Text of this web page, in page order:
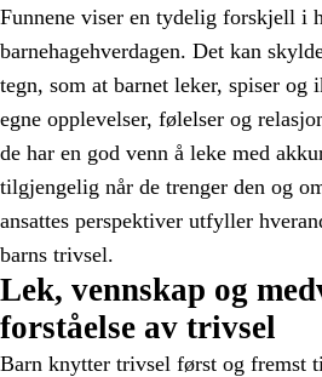
Funnene viser en tydelig forskjell i
barnehagehverdagen. Det kan
tegn, som at barnet leker, spiser
egne opplevelser, følelser og
de har en god venn å leke med
tilgjengelig når de trenger den og
ansattes perspektiver utfyller
barns trivsel.
Lek, vennskap og
forståelse av trivsel
Barn knytter trivsel først og fremst